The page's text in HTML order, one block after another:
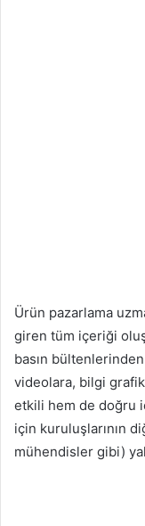
Ürün pazarlama
giren tüm içeriği
basın
videolara, bilgi
etkili hem de doğru
için kuruluşlarının
mühendisler gibi)